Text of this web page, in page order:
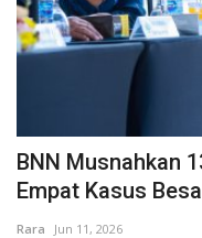
BNN Musnahkan
Empat Kasus
Rara Jun 11, 2026